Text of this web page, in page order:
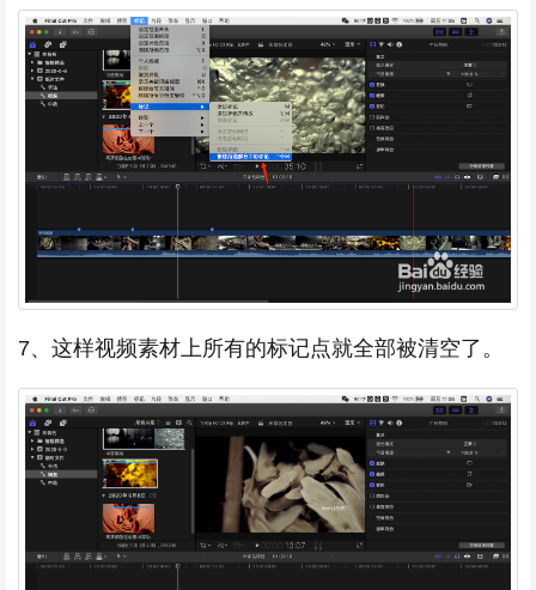
7、这样视频素材上所有的标记点就全部被清空了。